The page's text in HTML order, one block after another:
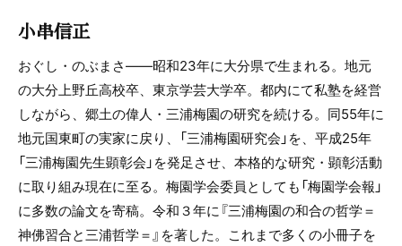
小串信正
おぐし・のぶまさ――昭和23年に大分県で生まれる。地元
の大分上野丘高校卒、東京学芸大学卒。都内にて私塾を経営
しながら、郷土の偉人・三浦梅園の研究を続ける。同55年に
地元国東町の実家に戻り、「三浦梅園研究会」を、平成25年
「三浦梅園先生顕彰会」を発足させ、本格的な研究・顕彰活動
に取り組み現在に至る。梅園学会委員としても「梅園学会報」
に多数の論文を寄稿。令和３年に『三浦梅園の和合の哲学＝
神佛習合と三浦哲学＝』を著した。これまで多くの小冊子を